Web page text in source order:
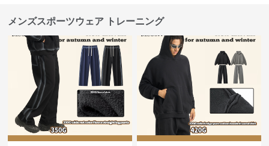
メンズスポーツウェア トレーニング